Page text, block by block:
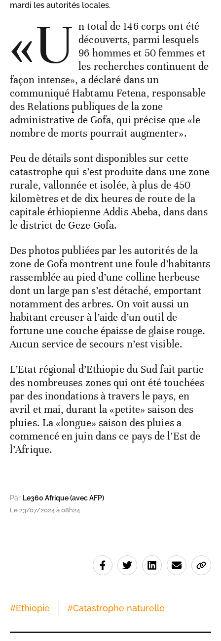
mardi les autorités locales.
«U n total de 146 corps ont été
découverts, parmi lesquels
96 hommes et 50 femmes et
les recherches continuent de
façon intense», a déclaré dans un
communiqué Habtamu Fetena, responsable
des Relations publiques de la zone
administrative de Gofa, qui précise que «le
nombre de morts pourrait augmenter».
Peu de détails sont disponibles sur cette
catastrophe qui s’est produite dans une zone
rurale, vallonnée et isolée, à plus de 450
kilomètres et de dix heures de route de la
capitale éthiopienne Addis Abeba, dans dans
le district de Geze-Gofa.
Des photos publiées par les autorités de la
zone de Gofa montrent une foule d’habitants
rassemblée au pied d’une colline herbeuse
dont un large pan s’est détaché, emportant
notamment des arbres. On voit aussi un
habitant creuser à l’aide d’un outil de
fortune une couche épaisse de glaise rouge.
Aucun service de secours n’est visible.
L’Etat régional d’Ethiopie du Sud fait partie
des nombreuses zones qui ont été touchées
par des inondations à travers le pays, en
avril et mai, durant la «petite» saison des
pluies. La «longue» saison des pluies a
commencé en juin dans ce pays de l’Est de
l’Afrique.
Par Le360 Afrique (avec AFP)
Le 23/07/2024 à 08h24
#Ethiopie #Catastrophe naturelle